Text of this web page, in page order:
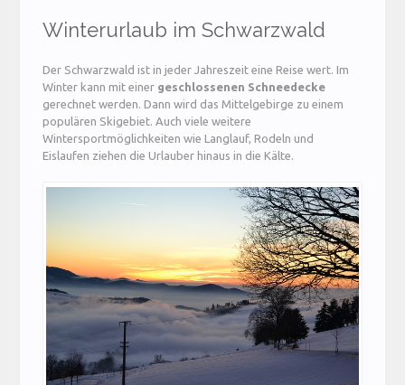
Winterurlaub im Schwarzwald
Der Schwarzwald ist in jeder Jahreszeit eine Reise wert. Im
Winter kann mit einer geschlossenen Schneedecke
gerechnet werden. Dann wird das Mittelgebirge zu einem
populären Skigebiet. Auch viele weitere
Wintersportmöglichkeiten wie Langlauf, Rodeln und
Eislaufen ziehen die Urlauber hinaus in die Kälte.